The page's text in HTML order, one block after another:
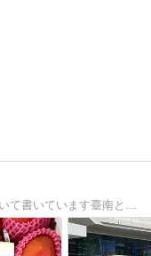
台湾旅行・語学・台湾朋友との日常について書いています臺南と台北に住んでいた人華流ドラマ(台/中)&韓ドラLOVE